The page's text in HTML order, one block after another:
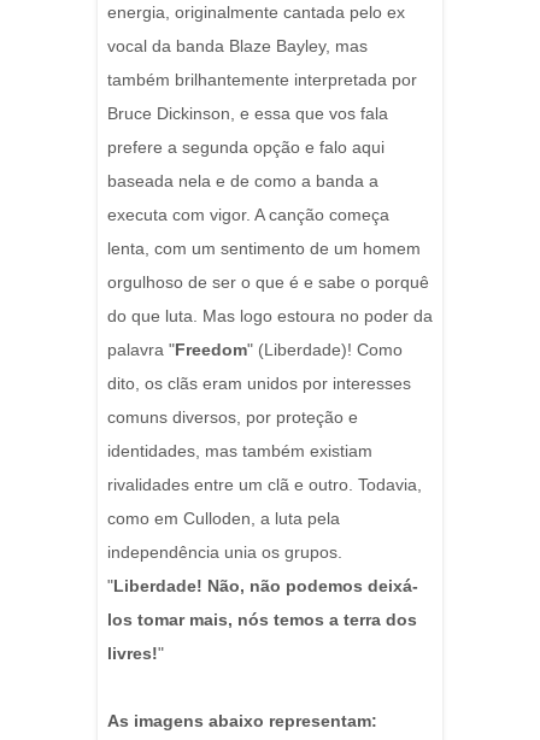
energia, originalmente cantada pelo ex
vocal da banda Blaze Bayley, mas
também brilhantemente interpretada por
Bruce Dickinson, e essa que vos fala
prefere a segunda opção e falo aqui
baseada nela e de como a banda a
executa com vigor. A canção começa
lenta, com um sentimento de um homem
orgulhoso de ser o que é e sabe o porquê
do que luta. Mas logo estoura no poder da
palavra "Freedom" (Liberdade)! Como
dito, os clãs eram unidos por interesses
comuns diversos, por proteção e
identidades, mas também existiam
rivalidades entre um clã e outro. Todavia,
como em Culloden, a luta pela
independência unia os grupos.
"Liberdade! Não, não podemos deixá-
los tomar mais, nós temos a terra dos
livres!"
As imagens abaixo representam: